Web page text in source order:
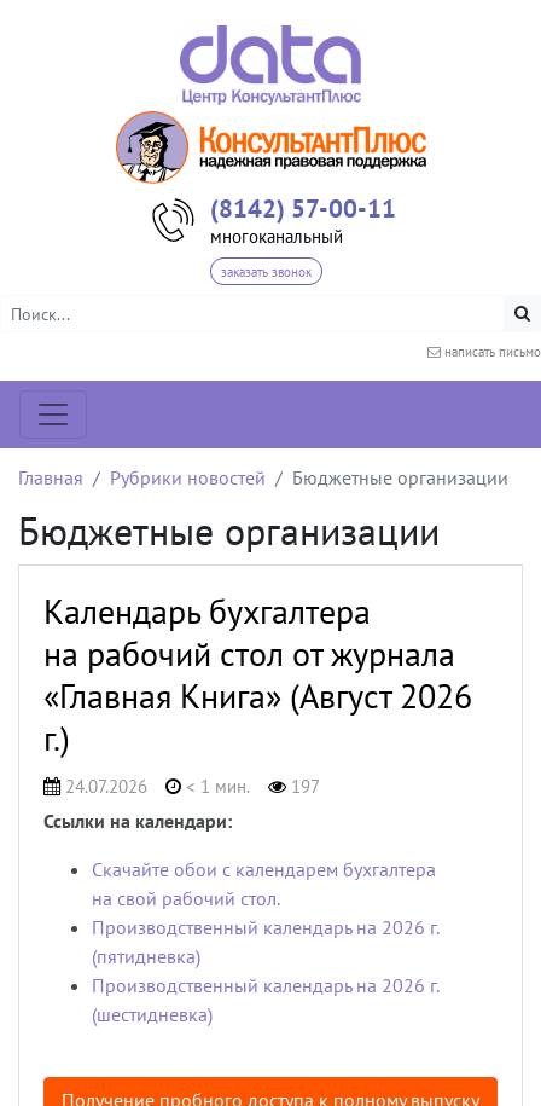
(8142) 57-00-11
многоканальный
заказать звонок
написать письмо
Главная Рубрики новостей Бюджетные организации
Бюджетные организации
Календарь бухгалтера
на рабочий стол от журнала
«Главная Книга» (Август 2026
г.)
24.07.2026 < 1 мин. 197
Ссылки на календари:
Скачайте обои с календарем бухгалтера
на свой рабочий стол.
Производственный календарь на 2026 г.
(пятидневка)
Производственный календарь на 2026 г.
(шестидневка)
Получение пробного доступа к полному выпуску